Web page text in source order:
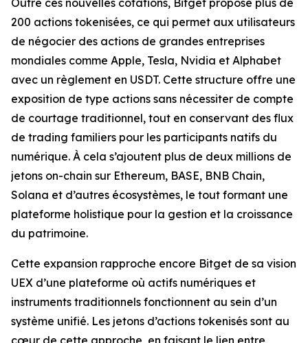
200 actions tokenisées, ce qui permet aux utilisateurs
de négocier des actions de grandes entreprises
mondiales comme Apple, Tesla, Nvidia et Alphabet
avec un règlement en USDT. Cette structure offre une
exposition de type actions sans nécessiter de compte
de courtage traditionnel, tout en conservant des flux
de trading familiers pour les participants natifs du
numérique. À cela s’ajoutent plus de deux millions de
jetons on-chain sur Ethereum, BASE, BNB Chain,
Solana et d’autres écosystèmes, le tout formant une
plateforme holistique pour la gestion et la croissance
du patrimoine.
Cette expansion rapproche encore Bitget de sa vision
UEX d’une plateforme où actifs numériques et
instruments traditionnels fonctionnent au sein d’un
système unifié. Les jetons d’actions tokenisés sont au
cœur de cette approche, en faisant le lien entre